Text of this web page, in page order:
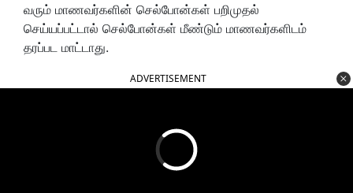
வரும் மாணவர்களின் செல்போன்கள் பறிமுதல்
செய்யப்பட்டால் செல்போன்கள் மீண்டும் மாணவர்களிடம்
தரப்பட மாட்டாது.
ADVERTISEMENT